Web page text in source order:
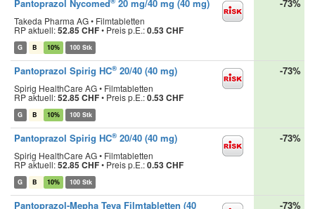
Pantoprazol Nycomed 20 mg/40 mg (40 mg)
Takeda Pharma AG • Filmtabletten
RP aktuell:52.85 CHF• Preis p.E.:0.53 CHF
G B 10% 100 Stk
-73%
Pantoprazol Spirig HC® 20/40 (40 mg)
Spirig HealthCare AG • Filmtabletten
RP aktuell:52.85 CHF• Preis p.E.:0.53 CHF
G B 10% 100 Stk
-73%
Pantoprazol Spirig HC® 20/40 (40 mg)
Spirig HealthCare AG • Filmtabletten
RP aktuell:52.85 CHF• Preis p.E.:0.53 CHF
G B 10% 100 Stk
-73%
Pantoprazol-Mepha Teva Filmtabletten (40
-73%